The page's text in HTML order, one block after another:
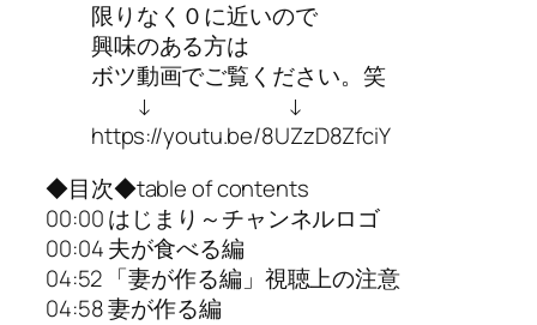
限りなく０に近いので
興味のある方は
ボツ動画でご覧ください。笑
↓ ↓
https://youtu.be/8UZzD8ZfciY
◆目次◆table of contents
00:00 はじまり～チャンネルロゴ
00:04 夫が食べる編
04:52 「妻が作る編」視聴上の注意
04:58 妻が作る編